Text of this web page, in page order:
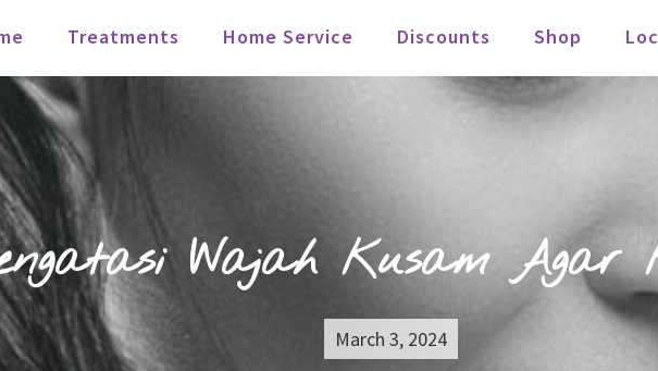
Treatments Home Service Discounts Shop
Wajah Kusam Agar
March 3, 2024